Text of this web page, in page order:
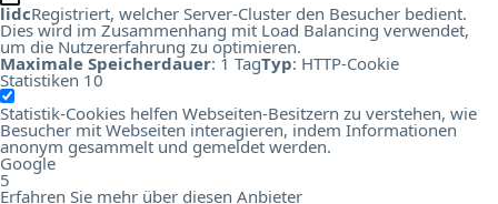
lidcRegistriert, welcher Server-Cluster den Besucher bedient.
Dies wird im Zusammenhang mit Load Balancing verwendet,
um die Nutzererfahrung zu optimieren.
Maximale Speicherdauer: 1 TagTyp: HTTP-Cookie
Statistiken 10
Statistik-Cookies helfen Webseiten-Besitzern zu verstehen, wie
Besucher mit Webseiten interagieren, indem Informationen
anonym gesammelt und gemeldet werden.
Google
5
Erfahren Sie mehr über diesen Anbieter